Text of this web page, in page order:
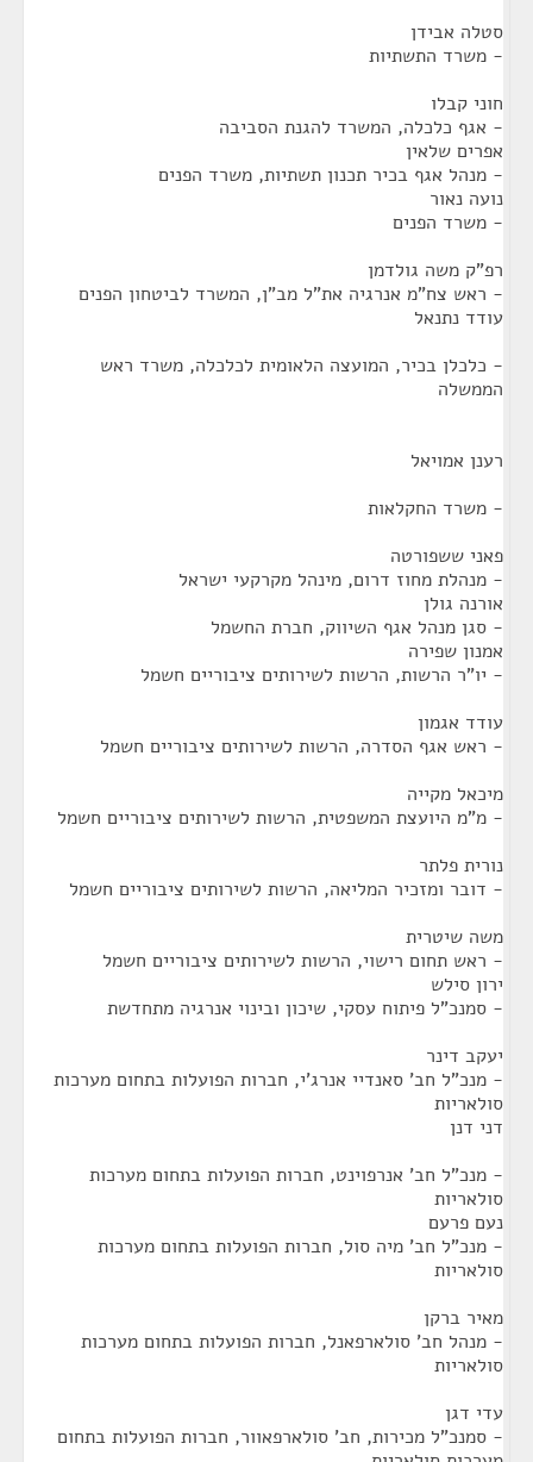
סטלה אבידן
- משרד התשתיות
חוני קבלו
- אגף כלכלה, המשרד להגנת הסביבה
אפרים שלאין
- מנהל אגף בכיר תכנון תשתיות, משרד הפנים
נועה נאור
- משרד הפנים
רפ"ק משה גולדמן
- ראש צח"מ אנרגיה את"ל מב"ן, המשרד לביטחון הפנים
עודד נתנאל
- כלכלן בכיר, המועצה הלאומית לכלכלה, משרד ראש
הממשלה
רענן אמויאל
- משרד החקלאות
פאני ששפורטה
- מנהלת מחוז דרום, מינהל מקרקעי ישראל
אורנה גולן
- סגן מנהל אגף השיווק, חברת החשמל
אמנון שפירה
- יו"ר הרשות, הרשות לשירותים ציבוריים חשמל
עודד אגמון
- ראש אגף הסדרה, הרשות לשירותים ציבוריים חשמל
מיכאל מקייה
- מ"מ היועצת המשפטית, הרשות לשירותים ציבוריים חשמל
נורית פלתר
- דובר ומזכיר המליאה, הרשות לשירותים ציבוריים חשמל
משה שיטרית
- ראש תחום רישוי, הרשות לשירותים ציבוריים חשמל
ירון סילש
- סמנכ"ל פיתוח עסקי, שיכון ובינוי אנרגיה מתחדשת
יעקב דינר
- מנכ"ל חב' סאנדיי אנרג'י, חברות הפועלות בתחום מערכות
סולאריות
דני דנן
- מנכ"ל חב' אנרפוינט, חברות הפועלות בתחום מערכות
סולאריות
נעם פרעם
- מנכ"ל חב' מיה סול, חברות הפועלות בתחום מערכות
סולאריות
מאיר ברקן
- מנהל חב' סולארפאנל, חברות הפועלות בתחום מערכות
סולאריות
עדי דגן
- סמנכ"ל מכירות, חב' סולארפאוור, חברות הפועלות בתחום